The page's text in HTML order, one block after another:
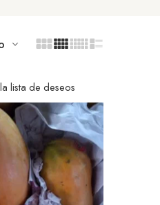
lista de deseos